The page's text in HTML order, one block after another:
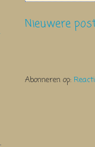
Nieuwere
Abonneren op: